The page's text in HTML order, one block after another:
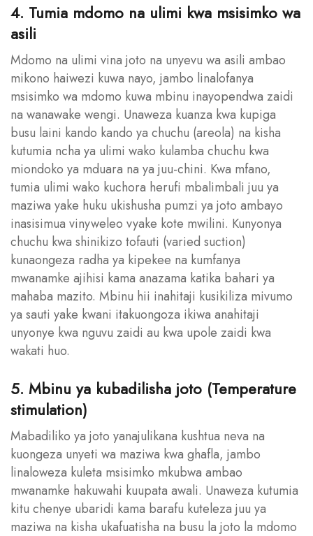
4. Tumia mdomo na ulimi kwa msisimko wa
asili
Mdomo na ulimi vina joto na unyevu wa asili ambao
mikono haiwezi kuwa nayo, jambo linalofanya
msisimko wa mdomo kuwa mbinu inayopendwa zaidi
na wanawake wengi. Unaweza kuanza kwa kupiga
busu laini kando kando ya chuchu (areola) na kisha
kutumia ncha ya ulimi wako kulamba chuchu kwa
miondoko ya mduara na ya juu-chini. Kwa mfano,
tumia ulimi wako kuchora herufi mbalimbali juu ya
maziwa yake huku ukishusha pumzi ya joto ambayo
inasisimua vinyweleo vyake kote mwilini. Kunyonya
chuchu kwa shinikizo tofauti (varied suction)
kunaongeza radha ya kipekee na kumfanya
mwanamke ajihisi kama anazama katika bahari ya
mahaba mazito. Mbinu hii inahitaji kusikiliza mivumo
ya sauti yake kwani itakuongoza ikiwa anahitaji
unyonye kwa nguvu zaidi au kwa upole zaidi kwa
wakati huo.
5. Mbinu ya kubadilisha joto (Temperature
stimulation)
Mabadiliko ya joto yanajulikana kushtua neva na
kuongeza unyeti wa maziwa kwa ghafla, jambo
linaloweza kuleta msisimko mkubwa ambao
mwanamke hakuwahi kuupata awali. Unaweza kutumia
kitu chenye ubaridi kama barafu kuteleza juu ya
maziwa na kisha ukafuatisha na busu la joto la mdomo